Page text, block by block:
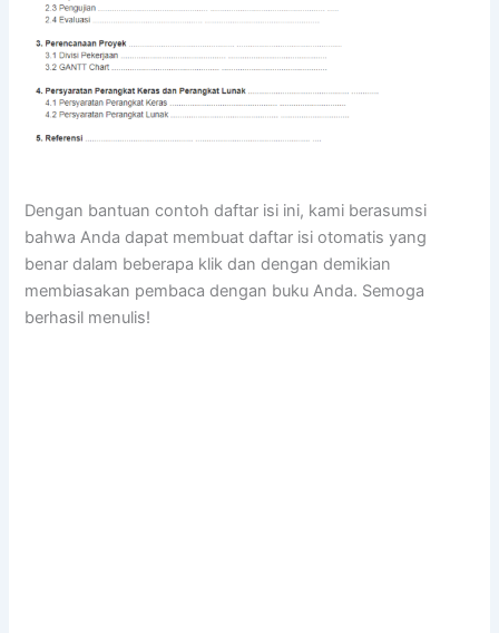
Dengan bantuan contoh daftar isi ini, kami berasumsi
bahwa Anda dapat membuat daftar isi otomatis yang
benar dalam beberapa klik dan dengan demikian
membiasakan pembaca dengan buku Anda. Semoga
berhasil menulis!